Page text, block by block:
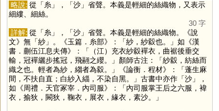
略說: 從「糸」，「沙」省聲。本義是輕細的絲織物，又表示
細縷、細絲。
30 字
詳解: 從「糸」，「沙」省聲。本義是輕細的絲織物。《說
文》無「紗」。《玉篇．糸部》：「紗，紗縠也。」如《漢
書．蒯伍江息夫傳》：「（江）充衣紗縠襌衣，曲裾後垂交
輸，冠襌纚步搖冠，飛翮之纓。」顏師古注：「紗縠，紡絲而
織之也。輕者為紗，縐者為縠。」《論衡．程材》：「蓬生麻
間，不扶自直；白紗入緇，不染自黑。」古書中亦作「沙」，
如《周禮．天官冢宰．內司服》：「內司服掌王后之六服，褘
衣，揄狄，闕狄，鞠衣，展衣，緣衣，素沙。」